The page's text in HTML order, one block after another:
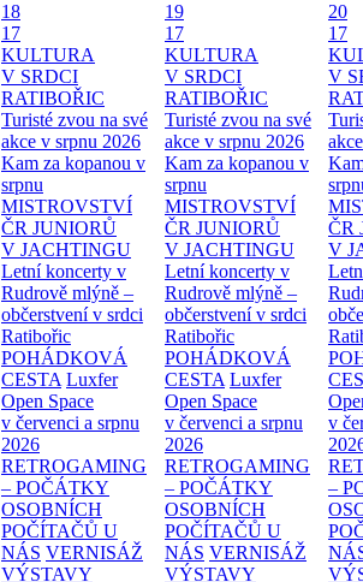
18
17
KULTURA
V SRDCI
RATIBOŘIC
Turisté zvou na své
akce v srpnu 2026
Kam za kopanou v
srpnu
MISTROVSTVÍ
ČR JUNIORŮ
V JACHTINGU
Letní koncerty v
Rudrově mlýně –
občerstvení v srdci
Ratibořic
POHÁDKOVÁ
CESTA Luxfer
Open Space
v červenci a srpnu
2026
RETROGAMING
– POČÁTKY
OSOBNÍCH
POČÍTAČŮ U
NÁS VERNISÁŽ
VÝSTAVY
19
17
KULTURA
V SRDCI
RATIBOŘIC
Turisté zvou na své
akce v srpnu 2026
Kam za kopanou v
srpnu
MISTROVSTVÍ
ČR JUNIORŮ
V JACHTINGU
Letní koncerty v
Rudrově mlýně –
občerstvení v srdci
Ratibořic
POHÁDKOVÁ
CESTA Luxfer
Open Space
v červenci a srpnu
2026
RETROGAMING
– POČÁTKY
OSOBNÍCH
POČÍTAČŮ U
NÁS VERNISÁŽ
VÝSTAVY
20
17
V
ČR
V
v
–